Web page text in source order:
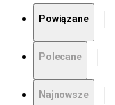
Powiązane
Polecane
Najnowsze